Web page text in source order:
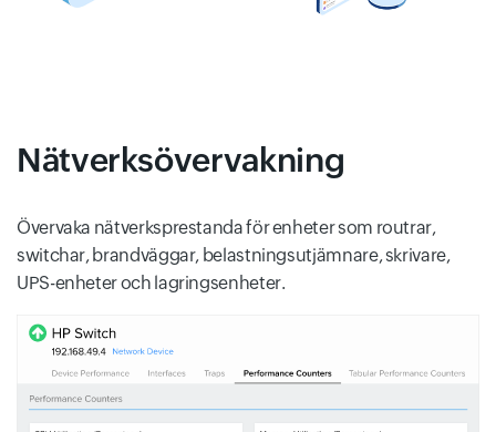
Nätverksövervakning
Övervaka nätverksprestanda för enheter som routrar,
switchar, brandväggar, belastningsutjämnare, skrivare,
UPS-enheter och lagringsenheter.